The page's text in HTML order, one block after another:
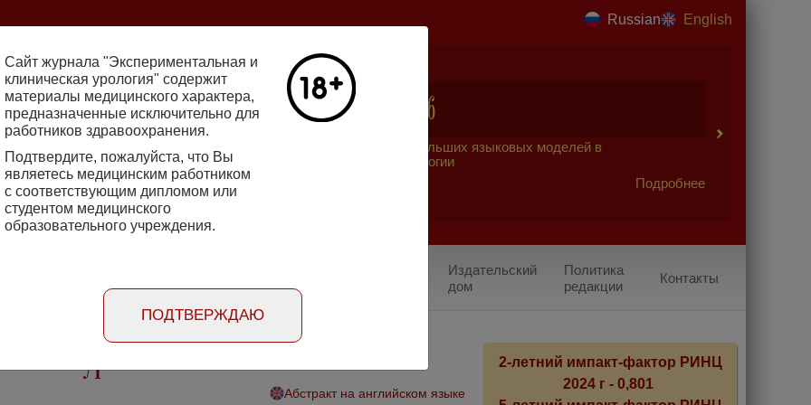
Russian English
2712-8571 10.29188/2222-8543
- основатель НИИ
исследования в НИИ
Подробнее
Номер №2, 2026
Галлюцинации больших языковых моделей в
клинической урологии
Подробнее
i klinicheskaya urologiya
для авторов
рекламодателей
Издательский
дом
Политика
редакции
Контакты
в НИИ урологии
Абстракт на английском языке
2-летний импакт-фактор РИНЦ
2024 г - 0,801
Сайт журнала "Экспериментальная и
клиническая урология" содержит
материалы медицинского характера,
предназначенные исключительно для
работников здравоохранения.
Подтвердите, пожалуйста, что Вы
являетесь медицинским работником
с соответствующим дипломом или
студентом медицинского
образовательного учреждения.
ПОДТВЕРЖДАЮ